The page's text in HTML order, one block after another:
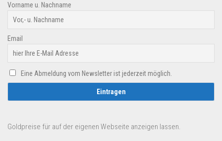
Vorname u. Nachname
Email
Eine Abmeldung vom Newsletter ist jederzeit möglich.
Goldpreise für auf der eigenen Webseite anzeigen lassen.